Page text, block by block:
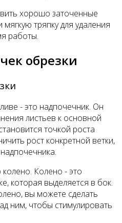
хорошо заточенные
тряпку для удаления
работы.
обрезки
- это надпочечник. Он
листьев к основной
точкой роста
рост конкретной ветки,
колено. Колено - это
которая выделяется в бок.
вы можете сделать
ним, чтобы стимулировать